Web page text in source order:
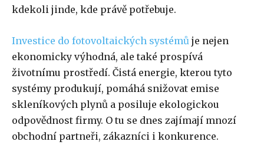
kdekoli jinde, kde právě potřebuje.
Investice do fotovoltaických systémů je nejen
ekonomicky výhodná, ale také prospívá
životnímu prostředí. Čistá energie, kterou tyto
systémy produkují, pomáhá snižovat emise
skleníkových plynů a posiluje ekologickou
odpovědnost firmy. O tu se dnes zajímají mnozí
obchodní partneři, zákazníci i konkurence.